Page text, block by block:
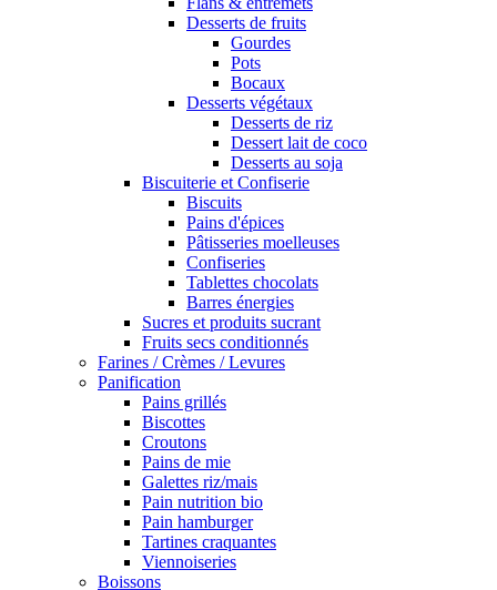
Desserts de fruits
Gourdes
Pots
Bocaux
Desserts végétaux
Desserts de riz
Dessert lait de coco
Desserts au soja
Biscuiterie et Confiserie
Biscuits
Pains d'épices
Pâtisseries moelleuses
Confiseries
Tablettes chocolats
Barres énergies
Sucres et produits sucrant
Fruits secs conditionnés
Farines / Crèmes / Levures
Panification
Pains grillés
Biscottes
Croutons
Pains de mie
Galettes riz/mais
Pain nutrition bio
Pain hamburger
Tartines craquantes
Viennoiseries
Boissons